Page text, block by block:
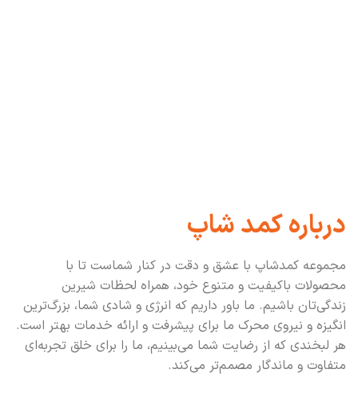
درباره کمد شاپ
مجموعه کمدشاپ با عشق و دقت در کنار شماست تا با
محصولات باکیفیت و متنوع خود، همراه لحظات شیرین
زندگی‌تان باشیم. ما باور داریم که انرژی و شادی شما، بزرگ‌ترین
انگیزه و نیروی محرک ما برای پیشرفت و ارائه خدمات بهتر است.
هر لبخندی که از رضایت شما می‌بینیم، ما را برای خلق تجربه‌ای
متفاوت و ماندگار مصمم‌تر می‌کند.